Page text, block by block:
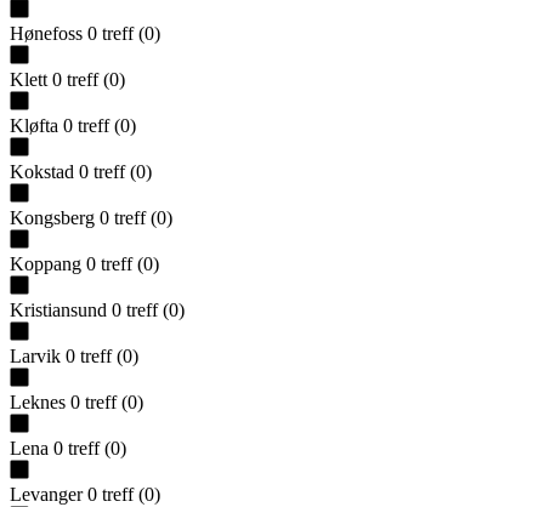
Hønefoss 0 treff (0)
Klett 0 treff (0)
Kløfta 0 treff (0)
Kokstad 0 treff (0)
Kongsberg 0 treff (0)
Koppang 0 treff (0)
Kristiansund 0 treff (0)
Larvik 0 treff (0)
Leknes 0 treff (0)
Lena 0 treff (0)
Levanger 0 treff (0)